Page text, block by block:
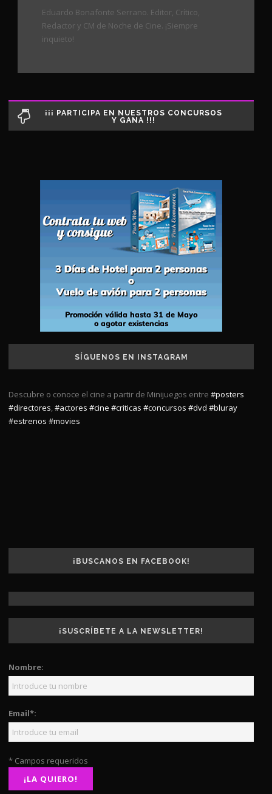
Eduardo Bonafonte Serrano. Editor, Crítico,
Redactor y CM de Noche de Cine. ¡Siempre
inquieto!
¡¡¡ PARTICIPA EN NUESTROS CONCURSOS
Y GANA !!!
SÍGUENOS EN INSTAGRAM
Descubre o conoce el cine a partir de Minijuegos entre #posters
#directores,#actores #cine #criticas #concursos #dvd #bluray
#estrenos #movies
¡BUSCANOS EN FACEBOOK!
¡SUSCRÍBETE A LA NEWSLETTER!
Nombre:
Email*:
* Campos requeridos